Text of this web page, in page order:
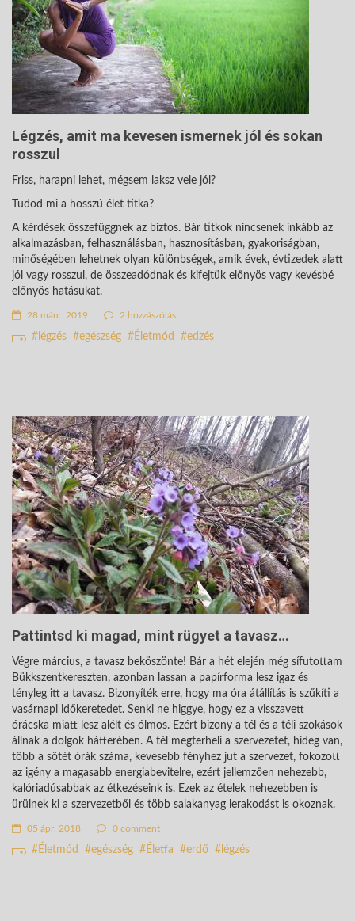
Légzés, amit ma kevesen ismernek jól és sokan
rosszul
Friss, harapni lehet, mégsem laksz vele jól?
Tudod mi a hosszú élet titka?
A kérdések összefüggnek az biztos. Bár titkok nincsenek inkább az
alkalmazásban, felhasználásban, hasznosításban, gyakoriságban,
minőségében lehetnek olyan különbségek, amik évek, évtizedek alatt
jól vagy rosszul, de összeadódnak és kifejtük előnyös vagy kevésbé
előnyös hatásukat.
28 márc. 2019 2 hozzászólás
légzés egészség Életmód edzés
Pattintsd ki magad, mint rügyet a tavasz…
Végre március, a tavasz beköszönte! Bár a hét elején még sífutottam
Bükkszentkereszten, azonban lassan a papírforma lesz igaz és
tényleg itt a tavasz. Bizonyíték erre, hogy ma óra átállítás is szűkíti a
vasárnapi időkeretedet. Senki ne higgye, hogy ez a visszavett
órácska miatt lesz alélt és ólmos. Ezért bizony a tél és a téli szokások
állnak a dolgok hátterében. A tél megterheli a szervezetet, hideg van,
több a sötét órák száma, kevesebb fényhez jut a szervezet, fokozott
az igény a magasabb energiabevitelre, ezért jellemzően nehezebb,
kalóriadúsabbak az étkezéseink is. Ezek az ételek nehezebben is
ürülnek ki a szervezetből és több salakanyag lerakodást is okoznak.
05 ápr. 2018 0 comment
Életmód egészség Életfa erdő légzés